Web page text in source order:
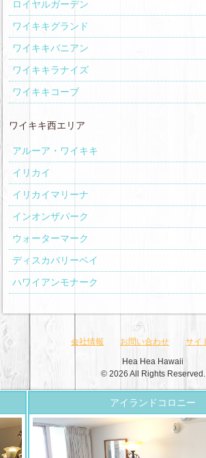
ロイヤルガーデン
ワイキキグランド
ワイキキバニアン
ワイキキラナイズ
ワイキキコーブ
ワイキキ西エリア
アルーア・ワイキキ
イリカイ
イリカイマリーナ
インオンザパーク
ウォーターマーク
ディスカバリーベイ
ハワイアンモナーク
会社情報 お問い合わせ サイ
Hea Hea Hawaii
© 2026 All Rights Reserved.
アイランドコロニー